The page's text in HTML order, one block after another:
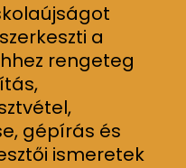
a
rengeteg
gépírás és
ismeretek